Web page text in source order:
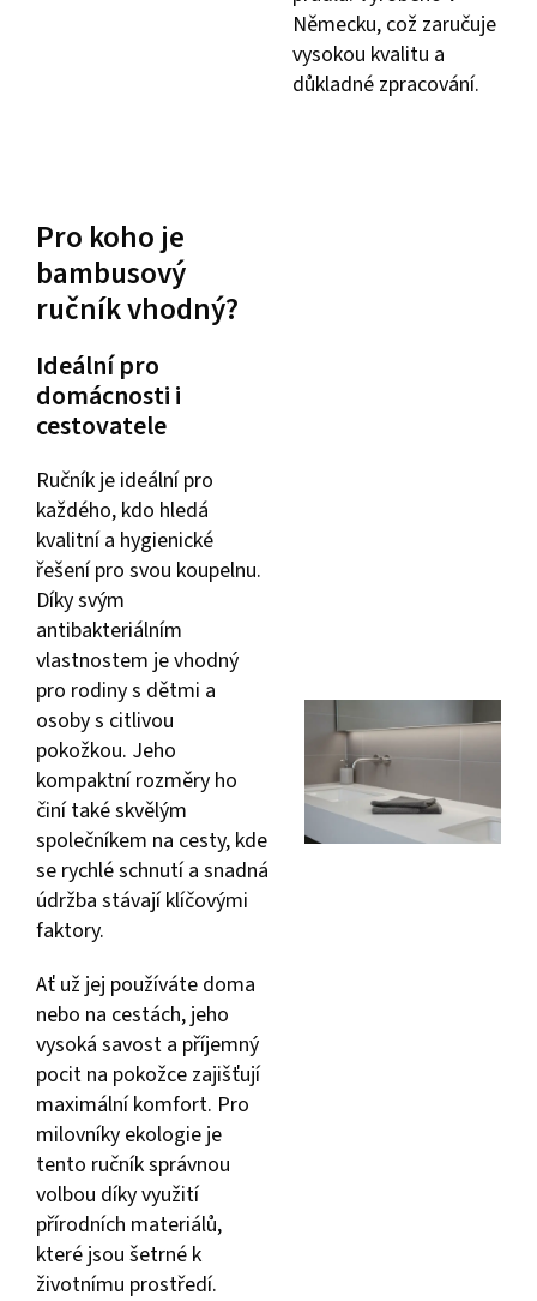
Německu, což zaručuje
vysokou kvalitu a
důkladné zpracování.
Pro koho je
bambusový
ručník vhodný?
Ideální pro
domácnosti i
cestovatele
Ručník je ideální pro
každého, kdo hledá
kvalitní a hygienické
řešení pro svou koupelnu.
Díky svým
antibakteriálním
vlastnostem je vhodný
pro rodiny s dětmi a
osoby s citlivou
pokožkou. Jeho
kompaktní rozměry ho
činí také skvělým
společníkem na cesty, kde
se rychlé schnutí a snadná
údržba stávají klíčovými
faktory.
Ať už jej používáte doma
nebo na cestách, jeho
vysoká savost a příjemný
pocit na pokožce zajišťují
maximální komfort. Pro
milovníky ekologie je
tento ručník správnou
volbou díky využití
přírodních materiálů,
které jsou šetrné k
životnímu prostředí.